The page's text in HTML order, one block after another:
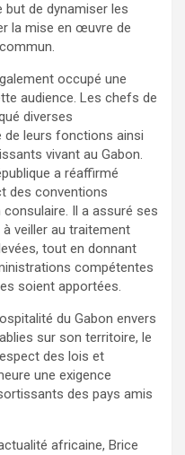
de dynamiser les
la mise en œuvre de
occupé une
audience. Les chefs de
diverses
de leurs fonctions ainsi
vivant au Gabon.
a réaffirmé
des conventions
Il a assuré ses
veiller au traitement
tout en donnant
compétentes
soient apportées.
du Gabon envers
sur son territoire, le
des lois et
une exigence
des pays amis
africaine, Brice